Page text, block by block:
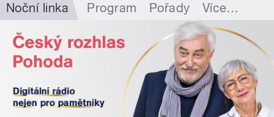
Noční linka Program Pořady Více…